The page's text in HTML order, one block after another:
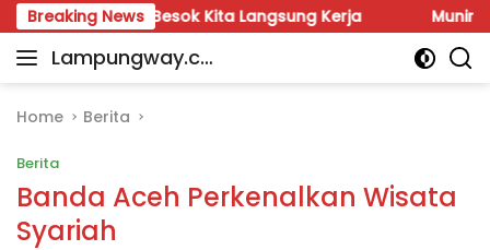
Skip
to
content
Breaking News
Fauzi: Besok Kita Langsung Kerja Munir:
Lampungway.co
Portal
Daerah
Terpercaya
dan
Terupdate
Home Berita
Berita
Banda Aceh Perkenalkan Wisata
Syariah